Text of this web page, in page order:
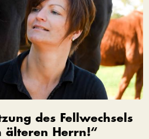
des Fellwechsels
älteren Herrn!“